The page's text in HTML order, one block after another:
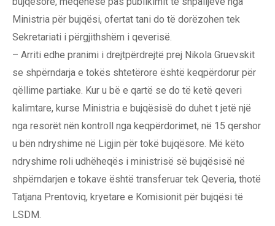
Ministria për bujqësi, ofertat tani do të dorëzohen tek
Sekretariati i përgjithshëm i qeverisë.
– Arriti edhe pranimi i drejtpërdrejtë prej Nikola Gruevskit
se shpërndarja e tokës shtetërore është keqpërdorur për
qëllime partiake. Kur u bë e qartë se do të ketë qeveri
kalimtare, kurse Ministria e bujqësisë do duhet t jetë një
nga resorët nën kontroll nga keqpërdorimet, në 15 qershor
u bën ndryshime në Ligjin për tokë bujqësore. Më këto
ndryshime roli udhëheqës i ministrisë së bujqësisë në
shpërndarjen e tokave është transferuar tek Qeveria, thotë
Tatjana Prentoviq, kryetare e Komisionit për bujqësi të
LSDM.